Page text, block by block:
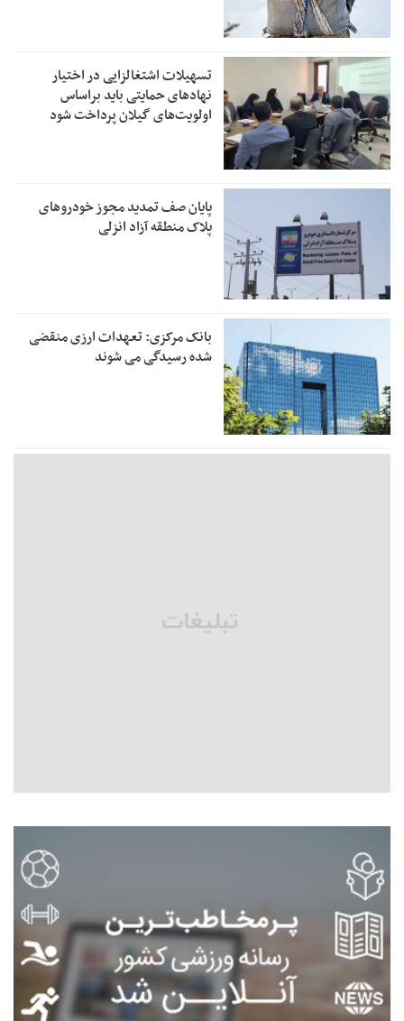
تسهیلات اشتغالزایی در اختیار
نهادهای حمایتی باید براساس
اولویت‌های گیلان پرداخت شود
پایان صف تمدید مجوز خودروهای
پلاک منطقه آزاد انزلی
بانک مرکزی: تعهدات ارزی منقضی
شده رسیدگی می شوند